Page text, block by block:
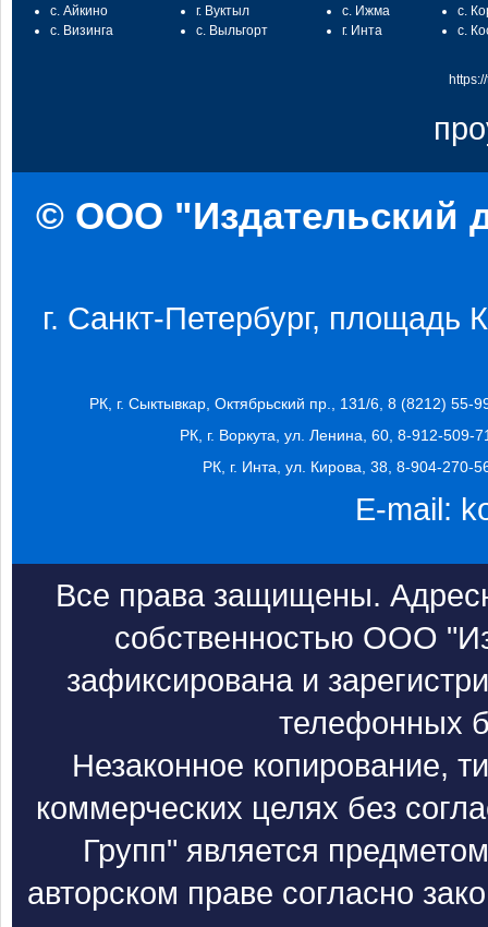
с. Айкино
с. Визинга
г. Вуктыл
с. Выльгорт
с. Ижма
г. Инта
с.
с.
© ООО "Издательский
г. Санкт-Петербург, площадь
РК, г. Сыктывкар, Октябрьский пр., 131/6, 8 (8212) 55-
РК, г. Воркута, ул. Ленина, 60, 8-912-509-
РК, г. Инта, ул. Кирова, 38, 8-904-270-
E-mail:
Все права защищены.
собственностью ООО
зафиксирована и
телефонных
Незаконное копирование,
коммерческих целях без
Групп" является
авторском праве согласно